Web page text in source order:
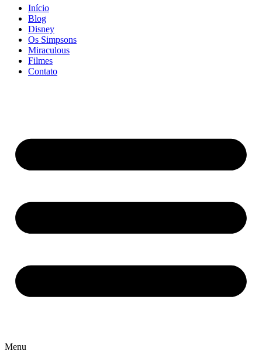
Início
Blog
Disney
Os Simpsons
Miraculous
Filmes
Contato
Menu